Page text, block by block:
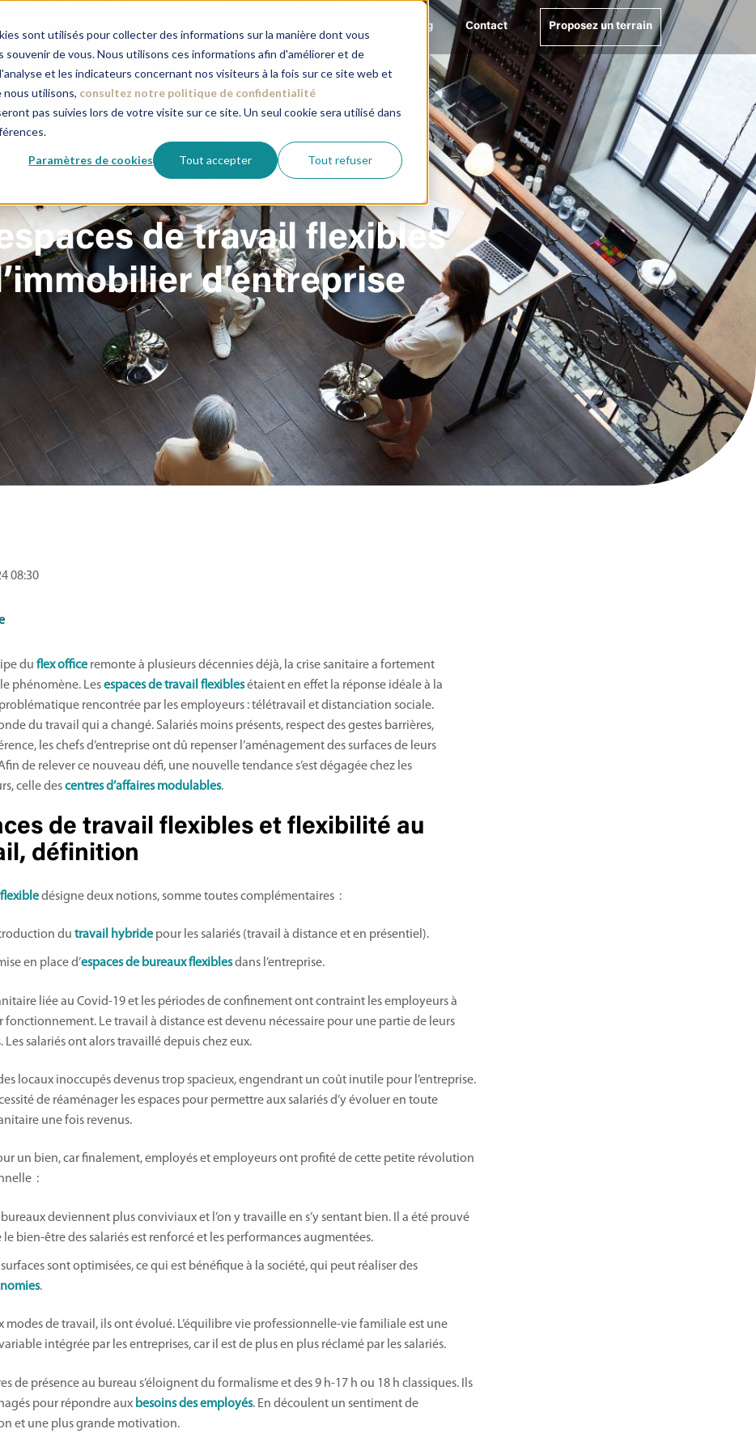
sont utilisés pour collecter des informations sur la manière dont vous
de vous. Nous utilisons ces informations afin d'améliorer et de
et les indicateurs concernant nos visiteurs à la fois sur ce site web et
nous utilisons, consultez notre politique de confidentialité
pas suivies lors de votre visite sur ce site. Un seul cookie sera utilisé dans
Paramètres de cookies Tout accepter Tout refuser
Blog Contact Proposez un terrain
de travail flexibles
d’entreprise
08:30
du flex office remonte à plusieurs décennies déjà, la crise sanitaire a fortement
phénomène. Lesespaces de travail flexiblesétaient en effet la réponse idéale à la
rencontrée par les employeurs : télétravail et distanciation sociale.
du travail qui a changé. Salariés moins présents, respect des gestes barrières,
les chefs d’entreprise ont dû repenser l’aménagement des surfaces de leurs
de relever ce nouveau défi, une nouvelle tendance s’est dégagée chez les
celle descentres d’affaires modulables.
de travail flexibles et flexibilité au
définition
désigne deux notions, somme toutes complémentaires :
du travail hybride pour les salariés (travail à distance et en présentiel).
en place d’espaces de bureaux flexiblesdans l’entreprise.
liée au Covid-19 et les périodes de confinement ont contraint les employeurs à
fonctionnement. Le travail à distance est devenu nécessaire pour une partie de leurs
Les salariés ont alors travaillé depuis chez eux.
locaux inoccupés devenus trop spacieux, engendrant un coût inutile pour l’entreprise.
de réaménager les espaces pour permettre aux salariés d’y évoluer en toute
une fois revenus.
un bien, car finalement, employés et employeurs ont profité de cette petite révolution
:
bureaux deviennent plus conviviaux et l’on y travaille en s’y sentant bien. Il a été prouvé
le bien-être des salariés est renforcé et les performances augmentées.
surfaces sont optimisées, ce qui est bénéfique à la société, qui peut réaliser des
.
modes de travail, ils ont évolué. L’équilibre vie professionnelle-vie familiale est une
intégrée par les entreprises, car il est de plus en plus réclamé par les salariés.
de présence au bureau s’éloignent du formalisme et des 9 h-17 h ou 18 h classiques. Ils
pour répondre aux besoins des employés. En découlent un sentiment de
et une plus grande motivation.